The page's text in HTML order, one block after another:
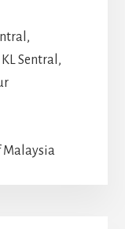
Sentral,
Malaysia